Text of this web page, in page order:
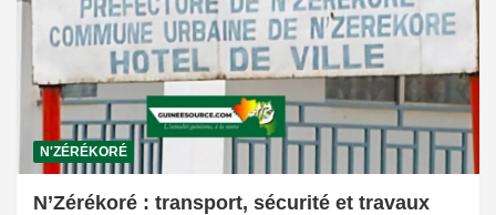
N'ZÉRÉKORÉ
N’Zérékoré : transport, sécurité et travaux